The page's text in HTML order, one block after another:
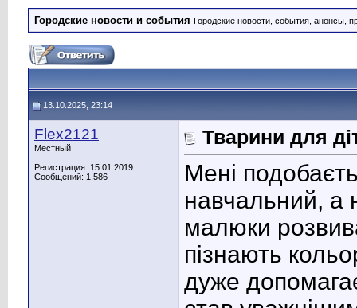
Городские новости и события Городские новости, события, анонсы,
13.10.2025, 23:14
Flex2121
Местный
Регистрация: 15.01.2019
Сообщений: 1,586
Тварини для
Мені
навчальний, а
малюки
пізнають
дуже